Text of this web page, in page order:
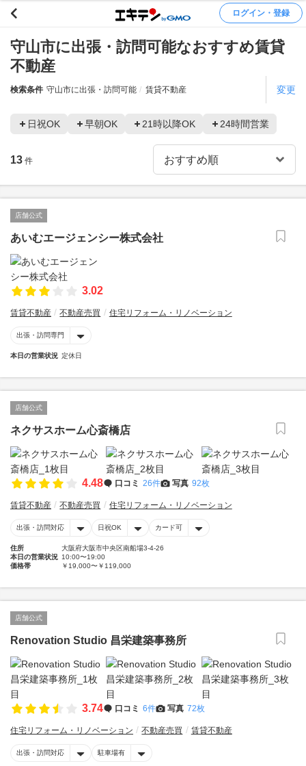
ログイン・登録
守山市に出張・訪問可能なおすすめ賃貸
不動産
検索条件 守山市に出張・訪問可能 賃貸不動産 変更
日祝OK 早朝OK 21時以降OK 24時間営業
13 件
店舗公式
あいむエージェンシー株式会社
3.02
賃貸不動産 不動産売買 住宅リフォーム・リノベーション
出張・訪問専門
本日の営業状況 定休日
店舗公式
ネクサスホーム心斎橋店
4.48 口コミ 26件 写真 92枚
賃貸不動産 不動産売買 住宅リフォーム・リノベーション
出張・訪問対応 日祝OK カード可
住所
大阪府大阪市中央区南船場3-4-26
本日の営業状況 10:00〜19:00
価格帯
￥19,000〜￥119,000
店舗公式
Renovation Studio 昌栄建築事務所
3.74 口コミ 6件 写真 72枚
住宅リフォーム・リノベーション 不動産売買 賃貸不動産
出張・訪問対応 駐車場有